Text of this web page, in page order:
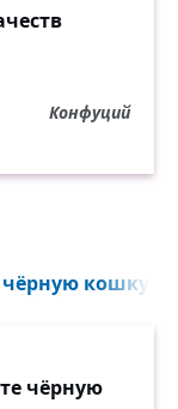
Конфуций
кошку...
чёрную